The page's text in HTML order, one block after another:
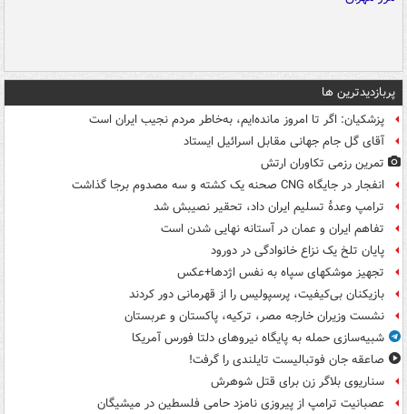
پربازدیدترین ها
پزشکیان: اگر تا امروز مانده‌ایم، به‌خاطر مردم نجیب ایران است
آقای گل جام جهانی مقابل اسرائیل ایستاد
تمرین رزمی تکاوران ارتش
انفجار در جایگاه CNG صحنه یک کشته و سه مصدوم برجا گذاشت
ترامپ وعدۀ تسلیم ایران داد، تحقیر نصیبش شد
تفاهم ایران و عمان در آستانه نهایی شدن است
پایان تلخ یک نزاع خانوادگی در دورود
تجهیز موشکهای سپاه به نفس اژدها+عکس
بازیکنان بی‌کیفیت، پرسپولیس را از قهرمانی دور کردند
نشست وزیران خارجه مصر، ترکیه، پاکستان و عربستان
شبیه‌سازی حمله به پایگاه نیروهای دلتا فورس آمریکا
صاعقه جان فوتبالیست تایلندی را گرفت!
سناریوی بلاگر زن برای قتل شوهرش
عصبانیت ترامپ از پیروزی نامزد حامی فلسطین در میشیگان